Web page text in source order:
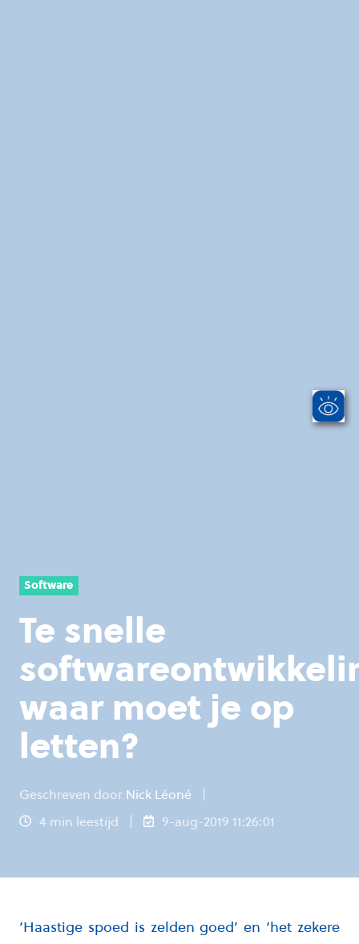
Software
Te snelle
waar moet je op
letten?
Geschreven door Nick Léoné
4 min leestijd
9-aug-2019 11:26:01
‘Haastige spoed is zelden goed’ en ‘het zekere